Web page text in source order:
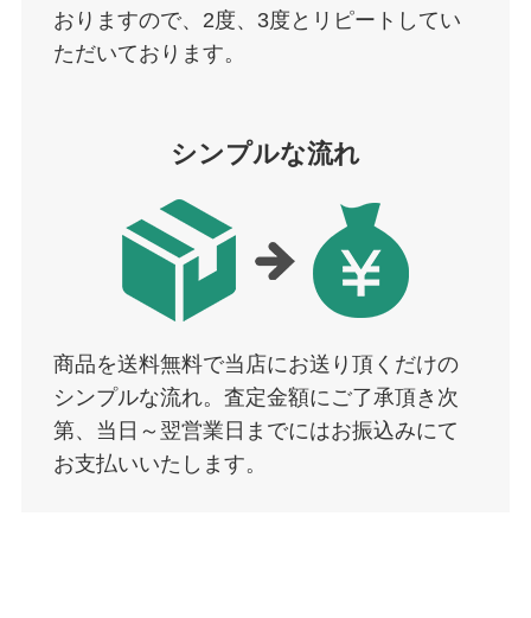
おりますので、2度、3度とリピートしてい
ただいております。
シンプルな流れ
商品を送料無料で当店にお送り頂くだけの
シンプルな流れ。査定金額にご了承頂き次
第、当日～翌営業日までにはお振込みにて
お支払いいたします。